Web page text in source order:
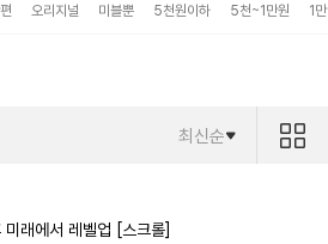
오리지널 미블뿐 5천원이하 5천~1만원 1
최신순
미래에서 레벨업 [스크롤]